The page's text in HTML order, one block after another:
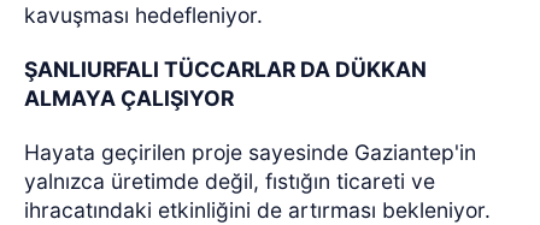
kavuşması hedefleniyor.
ŞANLIURFALI TÜCCARLAR DA DÜKKAN
ALMAYA ÇALIŞIYOR
Hayata geçirilen proje sayesinde Gaziantep'in
yalnızca üretimde değil, fıstığın ticareti ve
ihracatındaki etkinliğini de artırması bekleniyor.